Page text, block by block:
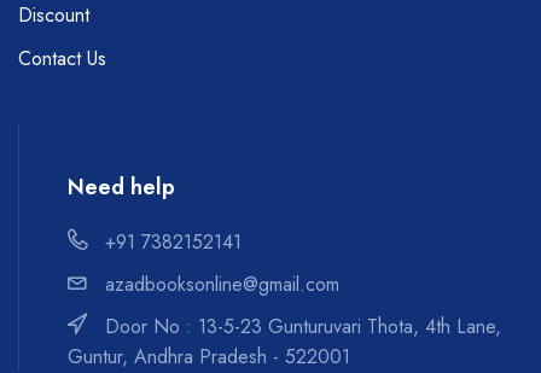
Discount
Contact Us
Need help
+91 7382152141
azadbooksonline@gmail.com
Door No : 13-5-23 Gunturuvari Thota, 4th Lane,
Guntur, Andhra Pradesh - 522001